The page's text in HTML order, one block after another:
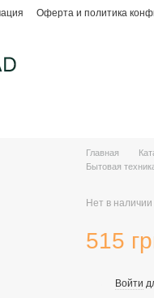
Оферта и политика
Главная
Бытовая
Нет в наличии
515
Войти